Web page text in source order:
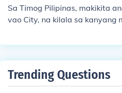
Sa Timog Pilipinas, makikita
vao City, na kilala sa kanyang
ultura at mga festival. Nariyan
ayaman sa kasaysayan at
Trending Questions